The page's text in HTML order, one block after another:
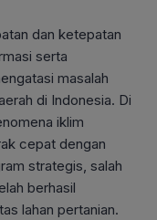
dan ketepatan
serta
masalah
di Indonesia. Di
iklim
cepat dengan
strategis, salah
berhasil
lahan pertanian.